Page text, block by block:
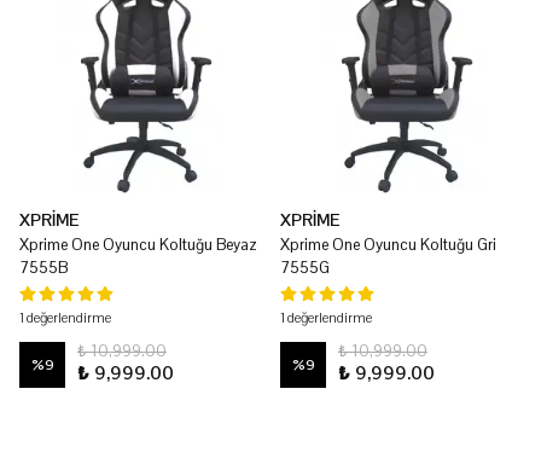
XPRİME
Xprime One Oyuncu Koltuğu Beyaz
7555B
1 değerlendirme
%9
₺ 10,999.00
₺ 9,999.00
XPRİME
Xprime One Oyuncu Koltuğu Gri
7555G
1 değerlendirme
%9
₺ 10,999.00
₺ 9,999.00